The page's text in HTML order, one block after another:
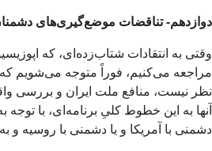
دوازدهم- تناقضات موضع‌گیری‌های
وقتی به انتقادات شتاب‌زده‌ای، که
مراجعه می‌کنیم، فوراً متوجه می‌شویم که
نظر نیست، منافع ملت ایران و بررسی
آنها به این خطوط کلیِ برنامه‌ای، با توجه
دشمنی با آمریکا و یا دشمنی با روسیه و